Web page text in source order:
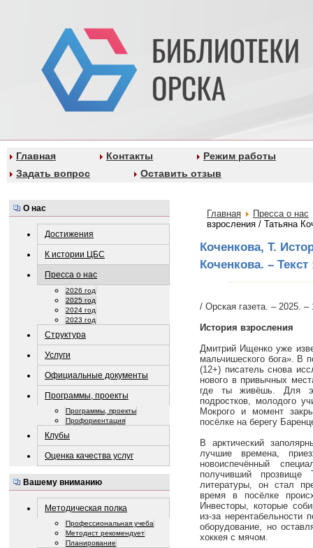
Главная Контакты
Режим работы
Задать вопрос
Оставить отзыв
О нас
Достижения
К истории ЦБС
Пресса о нас
2026 год
2025 год
2024 год
2023 год
Структура
Услуги
Официальные документы
Программы, проекты
Программы, проекты
Профориентация
Клубы
Оценка качества услуг
Вашему вниманию
Методическая полка
Профессиональная учеба
Методист рекомендует
Планирование
Главная
Пресса о нас
взросления / Татьяна
Коченкова, Т.
Коченкова. –
/ Орская газета. – 2025.
История взросления
Дмитрий Ищенко уже
мальчишеского бога». В
(12+) писатель снова
нового в привычных
где ты живёшь. Для
подростков, молодого
Мокрого и момент
посёлке на берегу
В арктический
лучшие времена,
новоиспечённый
получивший
литературы, он стал
время в посёлке
Инвесторы, которые
из-за нерентабельности
оборудование, но
хоккея с мячом.